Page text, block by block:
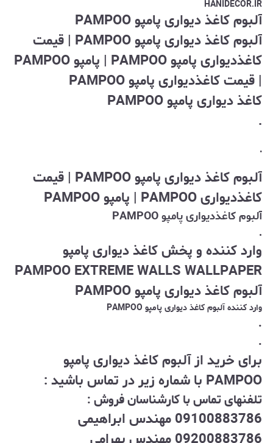
HANIDECOR.IR
آلبوم کاغذ دیواری پامپو PAMPOO
آلبوم کاغذ دیواری پامپو PAMPOO | قیمت
کاغذدیواری پامپو PAMPOO | پامپو PAMPOO
| قیمت کاغذدیواری پامپو PAMPOO
کاغذ دیواری پامپو PAMPOO
.
.
آلبوم کاغذ دیواری پامپو PAMPOO | قیمت
کاغذدیواری PAMPOO | پامپو PAMPOO
آلبوم کاغذدیواری پامپو PAMPOO
.
وارد کننده و پخش کاغذ دیواری پامپو
PAMPOO EXTREME WALLS WALLPAPER
آلبوم کاغذ دیواری پامپو PAMPOO
وارد کننده آلبوم کاغذ دیواری پامپو PAMPOO
.
.
برای خرید از آلبوم کاغذ دیواری پامپو
PAMPOO با شماره زیر در تماس باشید :
تلفنهای تماس با کارشناسان فروش :
09100883786 مهندس ابراهیمی